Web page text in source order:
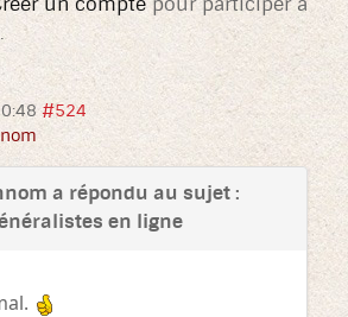
#524
a répondu au sujet :
en ligne